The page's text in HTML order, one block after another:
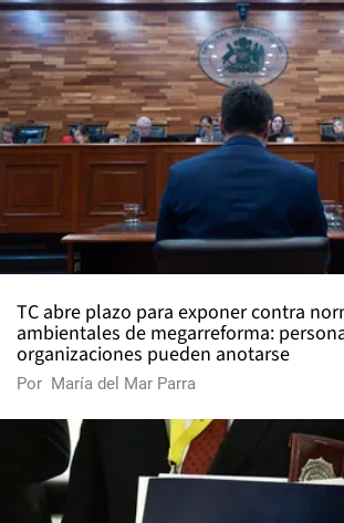
TC abre plazo para exponer contra
ambientales de megarreforma:
organizaciones pueden anotarse
Por María del Mar Parra